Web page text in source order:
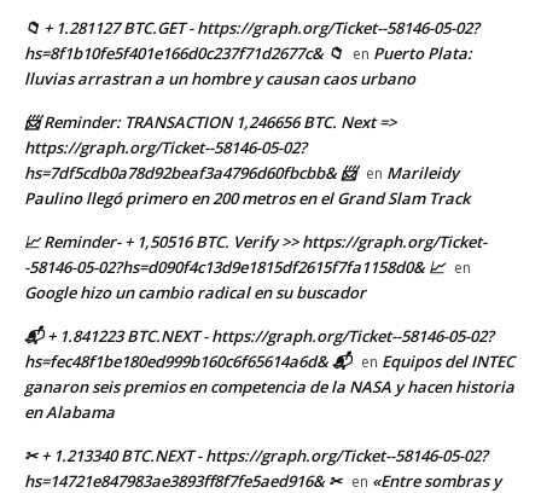
📁 + 1.281127 BTC.GET - https://graph.org/Ticket--58146-05-02?
hs=8f1b10fe5f401e166d0c237f71d2677c& 📁 en Puerto Plata:
lluvias arrastran a un hombre y causan caos urbano
📨 Reminder: TRANSACTION 1,246656 BTC. Next =>
https://graph.org/Ticket--58146-05-02?
hs=7df5cdb0a78d92beaf3a4796d60fbcbb& 📨 en Marileidy
Paulino llegó primero en 200 metros en el Grand Slam Track
📈 Reminder- + 1,50516 BTC. Verify >> https://graph.org/Ticket-
-58146-05-02?hs=d090f4c13d9e1815df2615f7fa1158d0& 📈 en
Google hizo un cambio radical en su buscador
📬 + 1.841223 BTC.NEXT - https://graph.org/Ticket--58146-05-02?
hs=fec48f1be180ed999b160c6f65614a6d& 📬 en Equipos del INTEC
ganaron seis premios en competencia de la NASA y hacen historia
en Alabama
✂ + 1.213340 BTC.NEXT - https://graph.org/Ticket--58146-05-02?
hs=14721e847983ae3893ff8f7fe5aed916& ✂ en «Entre sombras y